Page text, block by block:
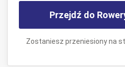
Przejdź do
Zostaniesz przeniesiony na